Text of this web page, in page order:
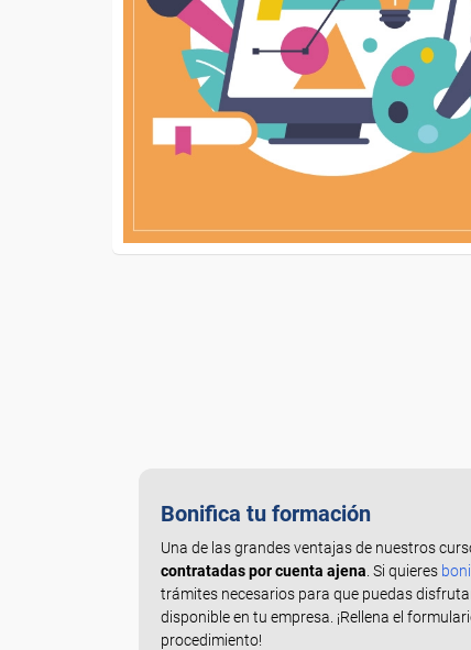
Bonifica tu formación
Una de las grandes ventajas de nuestros
contratadas por cuenta ajena . Si quieres
trámites necesarios para que puedas
disponible en tu empresa. ¡Rellena el
procedimiento!